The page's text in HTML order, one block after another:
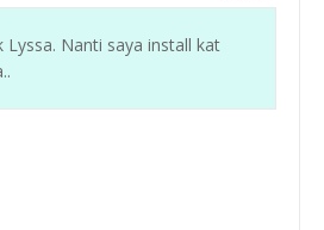
Lyssa. Nanti saya install kat